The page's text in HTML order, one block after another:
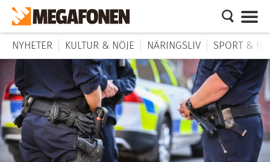
NYHETER KULTUR & NÖJE NÄRINGSLIV SPORT &